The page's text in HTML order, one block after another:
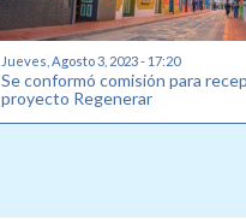
Jueves, Agosto 3, 2023 - 17:20
Se conformó comisión para
proyecto Regenerar